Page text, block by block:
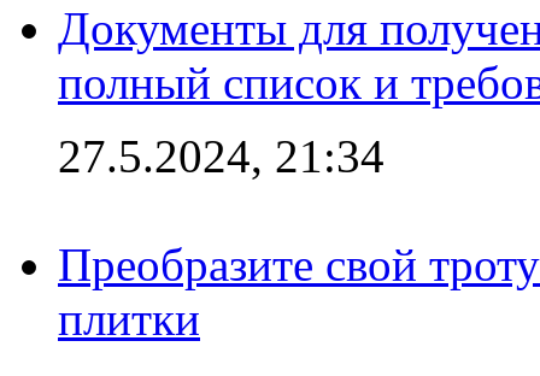
Документы для
полный список и
27.5.2024, 21:34
Преобразите свой
плитки